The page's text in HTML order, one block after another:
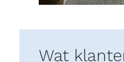
Wat